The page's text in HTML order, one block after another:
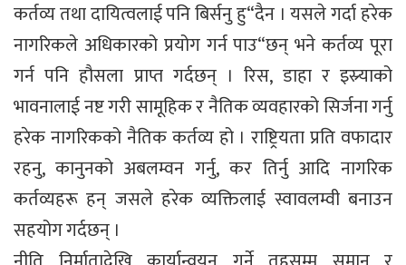
कर्तव्य तथा दायित्वलाई पनि बिर्सनु हु“दैन । यसले गर्दा हरेक
नागरिकले अधिकारको प्रयोग गर्न पाउ“छन् भने कर्तव्य पूरा
गर्न पनि हौसला प्राप्त गर्दछन् । रिस, डाहा र इस्र्याको
भावनालाई नष्ट गरी सामूहिक र नैतिक व्यवहारको सिर्जना गर्नु
हरेक नागरिकको नैतिक कर्तव्य हो । राष्ट्रियता प्रति वफादार
रहनु, कानुनको अबलम्वन गर्नु, कर तिर्नु आदि नागरिक
कर्तव्यहरू हन् जसले हरेक व्यक्तिलाई स्वावलम्वी बनाउन
सहयोग गर्दछन् ।